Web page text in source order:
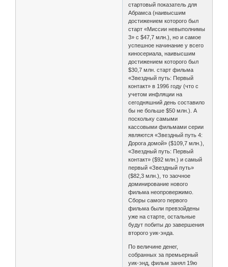
стартовый показатель для
Абрамса (наивысшим
достижением которого был
старт «Миссии невыполнимы
3» с $47,7 млн.), но и самое
успешное начинание у всего
киносериала, наивысшим
достижением которого был
$30,7 млн. старт фильма
«Звездный путь: Первый
контакт» в 1996 году (что с
учетом инфляции на
сегодняшний день составило
бы не больше $50 млн.). А
поскольку самыми
кассовыми фильмами серии
являются «Звездный путь 4:
Дорога домой» ($109,7 млн.),
«Звездный путь: Первый
контакт» ($92 млн.) и самый
первый «Звездный путь»
($82,3 млн.), то заочное
доминирование нового
фильма неопровержимо.
Сборы самого первого
фильма были превзойдены
уже на старте, остальные
будут побиты до завершения
второго уик-энда.
По величине денег,
собранных за премьерный
уик-энд, фильм занял 19ю